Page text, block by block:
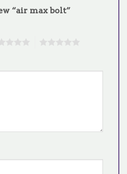
“air max bolt”